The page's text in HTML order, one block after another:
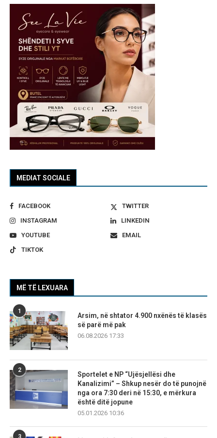
MEDIAT SOCIALE
FACEBOOK
TWITTER
INSTAGRAM
LINKEDIN
YOUTUBE
EMAIL
TIKTOK
MË TË LEXUARA
1
Arsim, në shtator 4.900 nxënës të klasës
së parë më pak
06.08.2026 17:33
2
Sportelet e NP “Ujësjellësi dhe
Kanalizimi” – Shkup nesër do të punojnë
nga ora 7:30 deri në 15:30, e mërkura
është ditë jopune
05.01.2026 10:36